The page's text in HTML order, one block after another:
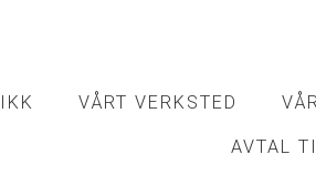
VÅRT VERKSTED
AVTAL